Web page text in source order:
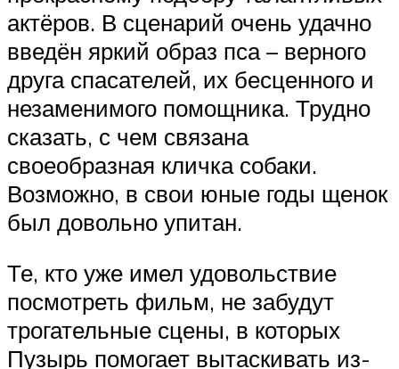
актёров. В сценарий очень удачно
введён яркий образ пса – верного
друга спасателей, их бесценного и
незаменимого помощника. Трудно
сказать, с чем связана
своеобразная кличка собаки.
Возможно, в свои юные годы щенок
был довольно упитан.
Те, кто уже имел удовольствие
посмотреть фильм, не забудут
трогательные сцены, в которых
Пузырь помогает вытаскивать из-